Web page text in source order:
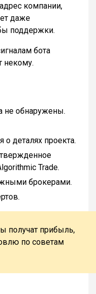
компании,
даже
поддержки.
бота
некому.
не обнаружены.
деталях проекта.
Trade.
брокерами.
получат прибыль,
по советам